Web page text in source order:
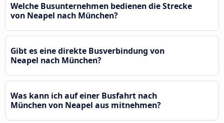
Welche Busunternehmen bedienen die Strecke
von Neapel nach München?
Gibt es eine direkte Busverbindung von
Neapel nach München?
Was kann ich auf einer Busfahrt nach
München von Neapel aus mitnehmen?